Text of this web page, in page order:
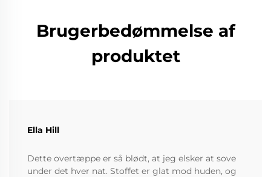
Brugerbedømmelse af
produktet
Ella Hill
Dette overtæppe er så blødt, at jeg elsker at sove
under det hver nat. Stoffet er glat mod huden, og